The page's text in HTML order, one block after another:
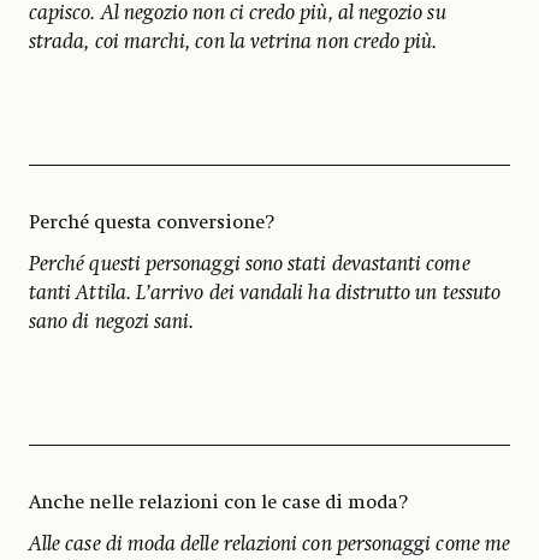
capisco. Al negozio non ci credo più, al negozio su
strada, coi marchi, con la vetrina non credo più.
Perché questa conversione?
Perché questi personaggi sono stati devastanti come
tanti Attila. L’arrivo dei vandali ha distrutto un tessuto
sano di negozi sani.
Anche nelle relazioni con le case di moda?
Alle case di moda delle relazioni con personaggi come me